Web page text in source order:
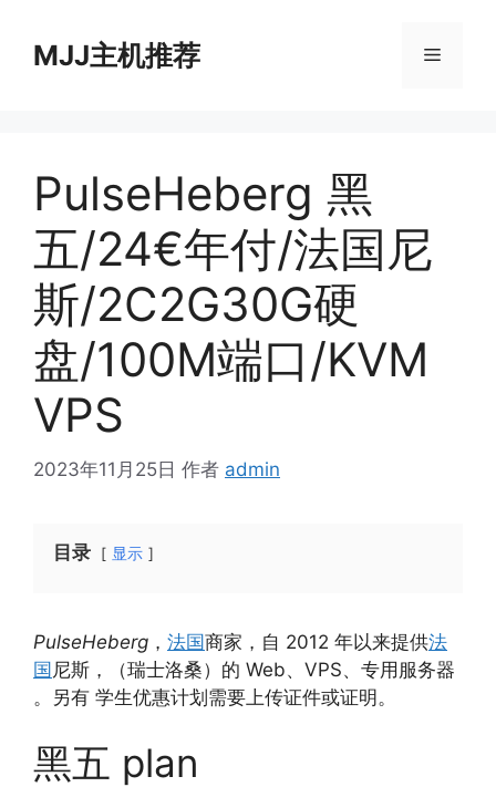
MJJ主机推荐 菜
PulseHeberg 黑
五/24€年付/法国尼
斯/2C2G30G硬
盘/100M端口/KVM
VPS
2023年11月25日 作者 admin
目录 显示
PulseHeberg ， 法国商家，自 2012 年以来提供法
国尼斯，（瑞士洛桑）的 Web、VPS、专用服务器
。另有 学生优惠计划需要上传证件或证明。
黑五 plan